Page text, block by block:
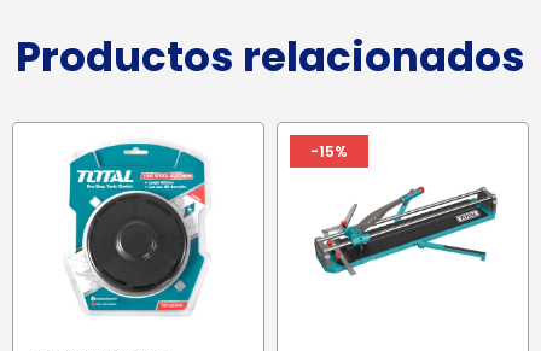
Productos relacionados
-15%